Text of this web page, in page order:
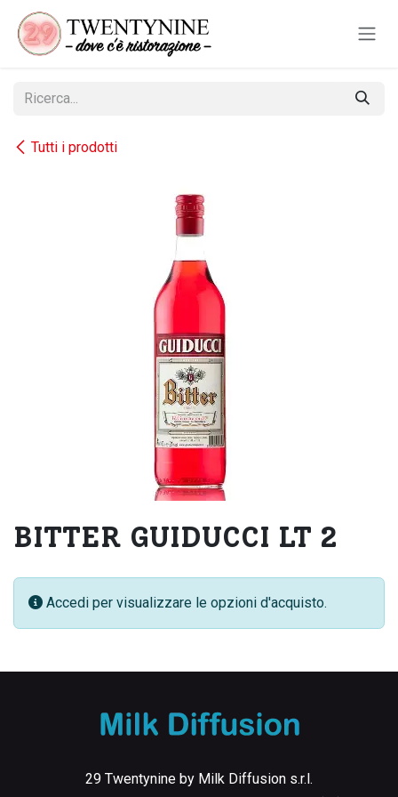
Passa al contenuto
Tutti i prodotti
BITTER GUIDUCCI LT 2
Accedi per visualizzare le opzioni d'acquisto.
29 Twentynine by Milk Diffusion s.r.l.